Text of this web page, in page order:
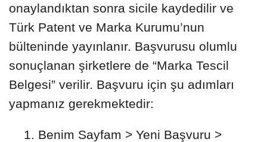
onaylandıktan sonra sicile kaydedilir ve
Türk Patent ve Marka Kurumu’nun
bülteninde yayınlanır. Başvurusu olumlu
sonuçlanan şirketlere de “Marka Tescil
Belgesi” verilir. Başvuru için şu adımları
yapmanız gerekmektedir:
Benim Sayfam > Yeni Başvuru >